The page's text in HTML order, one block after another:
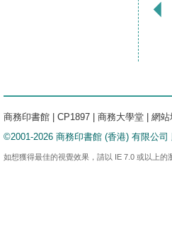
商務印書館 CP1897 商務大學堂 網站
©2001-2026 商務印書館 (香港) 有限公司
如想獲得最佳的視覺效果，請以 IE 7.0 或以上的